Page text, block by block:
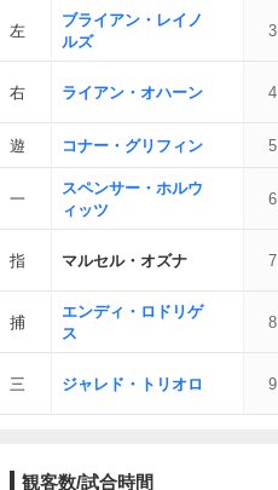
左
ブライアン・レイノ
ルズ
3
右 ライアン・オハーン 4
遊 コナー・グリフィン 5
一
スペンサー・ホルウ
ィッツ
6
指 マルセル・オズナ 7
捕
エンディ・ロドリゲ
ス
8
三 ジャレド・トリオロ 9
観客数/試合時間